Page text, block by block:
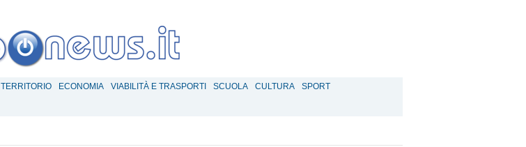
TERRITORIO ECONOMIA VIABILITÀ E TRASPORTI SCUOLA CULTURA
SPORT